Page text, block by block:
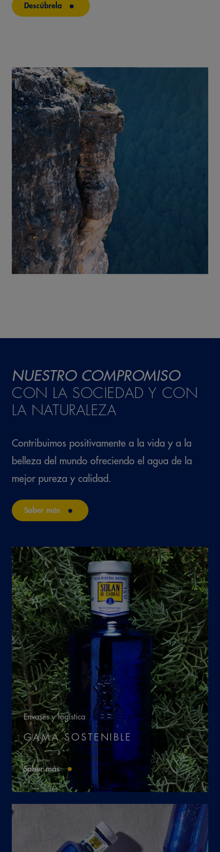
Descúbrela
NUESTRO COMPROMISO
CON LA SOCIEDAD Y CON
LA NATURALEZA
Contribuimos positivamente a la vida y a la
belleza del mundo ofreciendo el agua de la
mejor pureza y calidad.
Saber más
Envases y logística
GAMA SOSTENIBLE
Saber más